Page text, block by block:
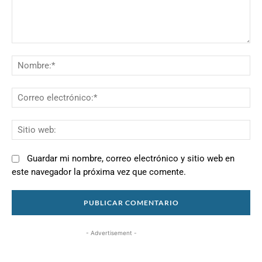
Guardar mi nombre, correo electrónico y sitio web en
este navegador la próxima vez que comente.
- Advertisement -